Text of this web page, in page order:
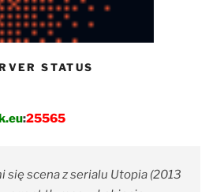
STATUS
:25565
się scena z serialu Utopia (2013